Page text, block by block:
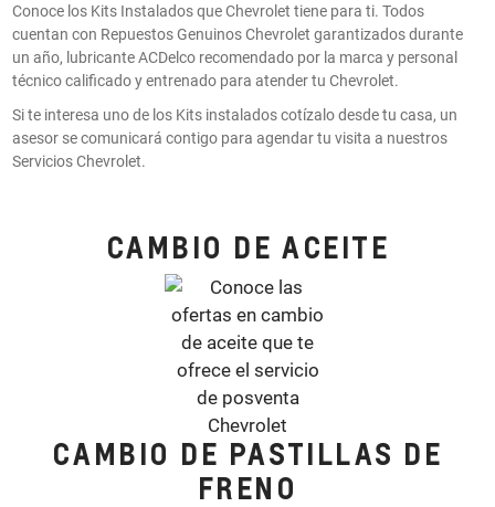
Conoce los Kits Instalados que Chevrolet tiene para ti. Todos
cuentan con Repuestos Genuinos Chevrolet garantizados durante
un año, lubricante ACDelco recomendado por la marca y personal
técnico calificado y entrenado para atender tu Chevrolet.
Si te interesa uno de los Kits instalados cotízalo desde tu casa, un
asesor se comunicará contigo para agendar tu visita a nuestros
Servicios Chevrolet.
CAMBIO DE ACEITE
CAMBIO DE PASTILLAS DE
FRENO